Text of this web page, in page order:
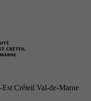
Créteil Val-de-Marne